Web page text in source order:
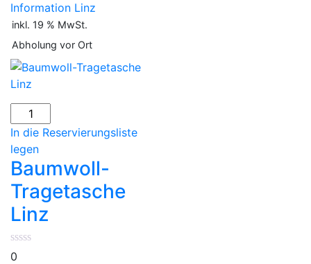
Information Linz
inkl. 19 % MwSt.
Abholung vor Ort
Baumwoll-
Tragetasche
Linz
Menge
In die Reservierungsliste
legen
Baumwoll-
Tragetasche
Linz
0